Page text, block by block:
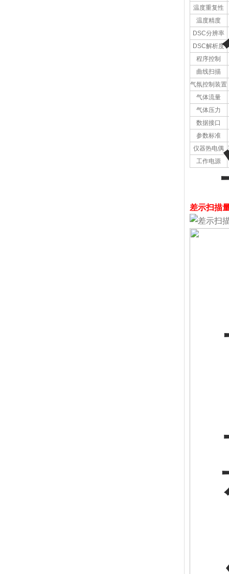
温度重复性
温度精度
DSC分辨率
DSC解析度
程序控制
曲线扫描
气氛控制装置
气体流量
气体压力
数据接口
参数标准
仪器热电偶
工作电源
差示扫描